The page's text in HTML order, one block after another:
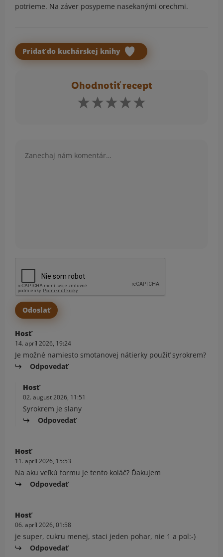
potrieme. Na záver posypeme nasekanými orechmi.
Pridať do kuchárskej knihy
Ohodnotiť recept
Hosť
14. apríl 2026, 19:24
Je možné namiesto smotanovej nátierky použiť syrokrem?
Odpovedať
Hosť
02. august 2026, 11:51
Syrokrem je slany
Odpovedať
Hosť
11. apríl 2026, 15:53
Na aku veľkú formu je tento koláč? Ďakujem
Odpovedať
Hosť
06. apríl 2026, 01:58
je super, cukru menej, staci jeden pohar, nie 1 a pol:-)
Odpovedať